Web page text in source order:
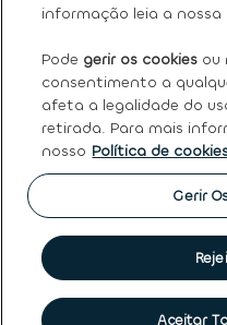
Termos e condições
Ayvens
Política de Cookies|
Princípios Éticos e de
Canal de denúncias|
de usados|Política de
Société Générale
2026 Ayvens
informação leia a nossa
Pode gerir os cookies ou
consentimento a
afeta a legalidade do
retirada. Para mais
nosso Política de
Gerir
Aceitar